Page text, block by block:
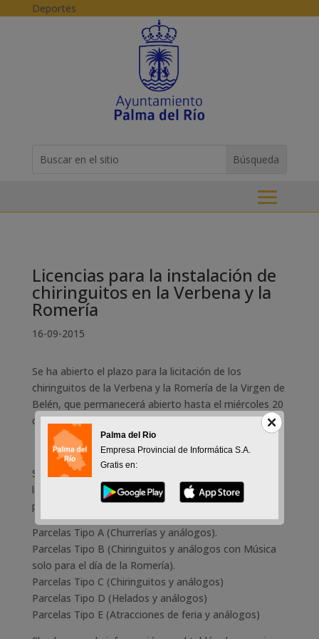
Skip to content
Deportes
for...
Licencias para la instalación de
chiringuitos en la Verbena y la
Romería
16-09-2015
Se ha abierto el plazo para la licitación de los
chiringuitos de la Verbena y la Romería de la Virgen de
Belén, que permanecerá abierto hasta el miércoles 20
de agosto.
Se podrá otorgar licencia para uso común especial de
los terrenos que se detallan en el plano adjunto al
pliego, y que están destinados a:
Parcelas Tipo A (Churrerías y análogos).
Parcelas Tipo B (Chiringuitos y análogos con Música
solo para el día de la Romería).
Parcelas Tipo C (Chiringuitos y análogos)
Parcelas Tipo D (Helados y análogos)
Parcelas Tipo E (Atracciones de feria y análogos)
Palma del Rio
Empresa Provincial de Informática S.A.
Gratis en: